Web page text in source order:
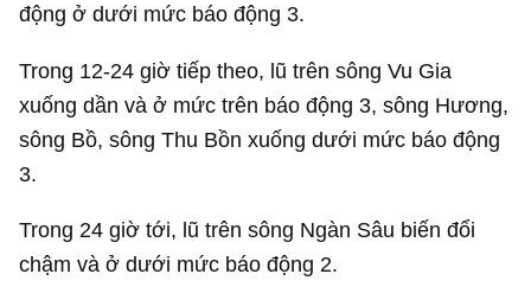
động ở dưới mức báo động 3.
Trong 12-24 giờ tiếp theo, lũ trên sông Vu Gia
xuống dần và ở mức trên báo động 3, sông Hương,
sông Bồ, sông Thu Bồn xuống dưới mức báo động
3.
Trong 24 giờ tới, lũ trên sông Ngàn Sâu biến đổi
chậm và ở dưới mức báo động 2.